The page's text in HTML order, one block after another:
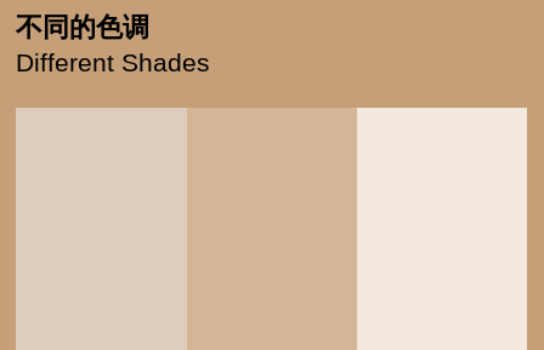
不同的色调
Different Shades